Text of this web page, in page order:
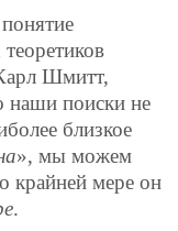
Шмитт,
наши поиски не
близкое
», мы можем
крайней мере он
.